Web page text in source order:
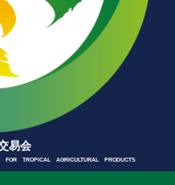
易会
TROPICAL AGRICULTURAL PRODUCTS